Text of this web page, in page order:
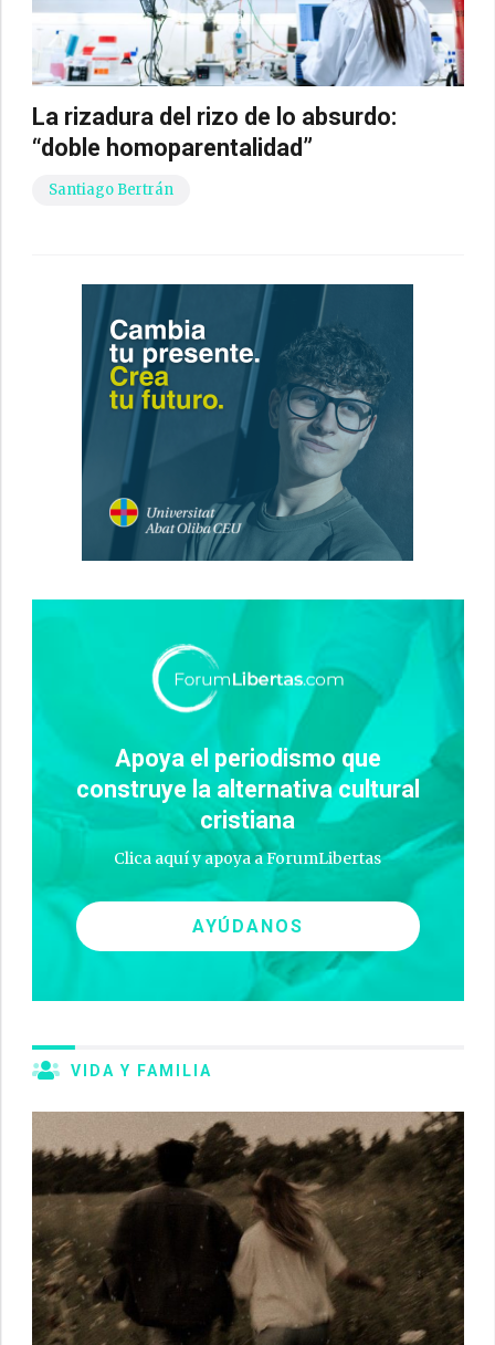
La rizadura del rizo de lo absurdo:
“doble homoparentalidad”
Santiago Bertrán
Apoya el periodismo que
construye la alternativa cultural
cristiana
Clica aquí y apoya a ForumLibertas
AYÚDANOS
VIDA Y FAMILIA